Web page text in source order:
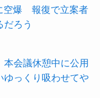
空爆 報復で立案者
ろう
会議休憩中に公用
っくり吸わせてや